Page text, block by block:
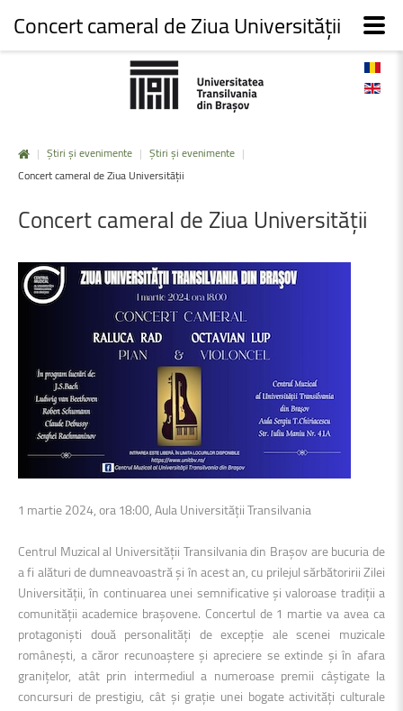
| Știri și evenimente | Știri și evenimente |
Concert cameral de Ziua Universității
Concertcameral de Ziua Universității
1 martie 2024, ora 18:00, Aula Universității Transilvania
Centrul Muzical al Universității Transilvania din Brașov are bucuria de
a fi alături de dumneavoastră și în acest an, cu prilejul sărbătoririi Zilei
Universității, în continuarea unei semnificative și valoroase tradiții a
comunității academice brașovene. Concertul de 1 martie va avea ca
protagoniști două personalități de excepție ale scenei muzicale
românești, a căror recunoaștere și apreciere se extinde și în afara
granițelor, atât prin intermediul a numeroase premii câștigate la
concursuri de prestigiu, cât și grație unei bogate activități culturale
Concert cameral de Ziua Universității